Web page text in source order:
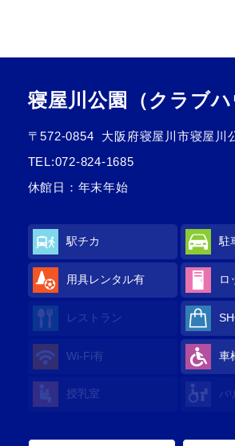
寝屋川公園（クラブハ
〒572-0854
大阪府寝屋川市寝屋川
TEL:072-824-1685
休館日：年末年始
駅チカ 駐
用具レンタル有 ロ
レストラン
Wi-Fi有 車
授乳室 バ